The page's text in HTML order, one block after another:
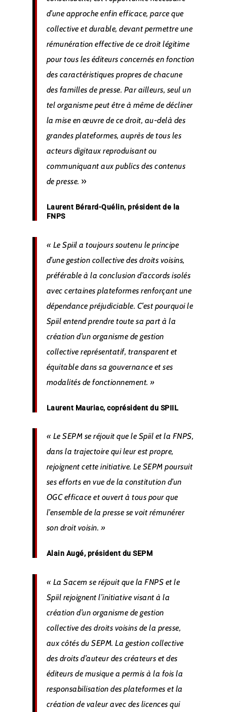
d’une approche enfin efficace, parce que
collective et durable, devant permettre une
rémunération effective de ce droit légitime
pour tous les éditeurs concernés en fonction
des caractéristiques propres de chacune
des familles de presse. Par ailleurs, seul un
tel organisme peut être à même de décliner
la mise en œuvre de ce droit, au-delà des
grandes plateformes, auprès de tous les
acteurs digitaux reproduisant ou
communiquant aux publics des contenus
de presse. »
Laurent Bérard-Quélin, président de la
FNPS
« Le Spiil a toujours soutenu le principe
d’une gestion collective des droits voisins,
préférable à la conclusion d’accords isolés
avec certaines plateformes renforçant une
dépendance préjudiciable. C’est pourquoi le
Spiil entend prendre toute sa part à la
création d’un organisme de gestion
collective représentatif, transparent et
équitable dans sa gouvernance et ses
modalités de fonctionnement. »
Laurent Mauriac, coprésident du SPIIL
« Le SEPM se réjouit que le Spiil et la FNPS,
dans la trajectoire qui leur est propre,
rejoignent cette initiative. Le SEPM poursuit
ses efforts en vue de la constitution d’un
OGC efficace et ouvert à tous pour que
l’ensemble de la presse se voit rémunérer
son droit voisin. »
Alain Augé, président du SEPM
« La Sacem se réjouit que la FNPS et le
Spiil rejoignent l’initiative visant à la
création d’un organisme de gestion
collective des droits voisins de la presse,
aux côtés du SEPM. La gestion collective
des droits d’auteur des créateurs et des
éditeurs de musique a permis à la fois la
responsabilisation des plateformes et la
création de valeur avec des licences qui